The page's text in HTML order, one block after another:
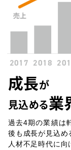
成長が
見込める業
過去4期の業績は
後も成長が見込め
人材不足時代に